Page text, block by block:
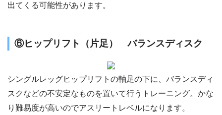
出てくる可能性があります。
⑥ヒップリフト（片足） バランスディスク
シングルレッグヒップリフトの軸足の下に、バランスディ
スクなどの不安定なものを置いて行うトレーニング。かな
り難易度が高いのでアスリートレベルになります。